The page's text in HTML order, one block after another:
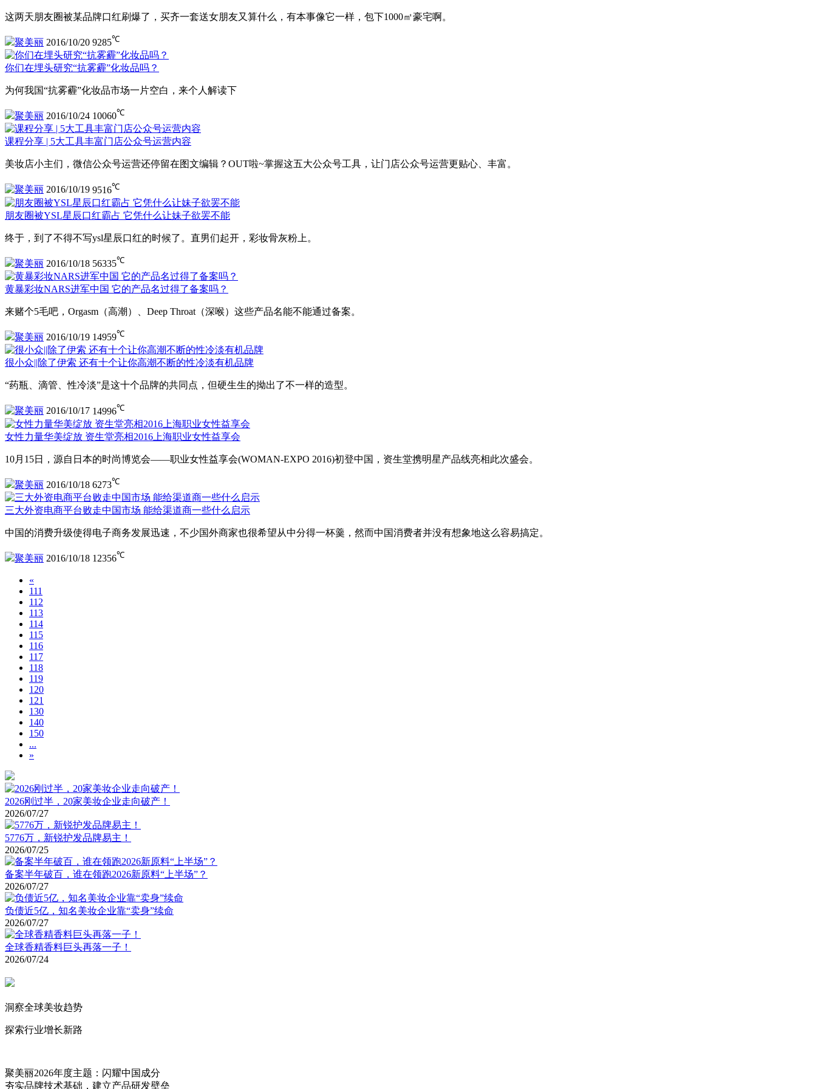
这两天朋友圈被某品牌口红刷爆了，买齐一套送女朋友又算什么，有本事像它一样，包下1000㎡豪宅啊。
聚美丽 2016/10/20 9285℃
你们在埋头研究“抗雾霾”化妆品吗？
为何我国“抗雾霾”化妆品市场一片空白，来个人解读下
聚美丽 2016/10/24 10060℃
课程分享 | 5大工具丰富门店公众号运营内容
美妆店小主们，微信公众号运营还停留在图文编辑？OUT啦~掌握这五大公众号工具，让门店公众号运营更贴心、丰富。
聚美丽 2016/10/19 9516℃
朋友圈被YSL星辰口红霸占 它凭什么让妹子欲罢不能
终于，到了不得不写ysl星辰口红的时候了。直男们起开，彩妆骨灰粉上。
聚美丽 2016/10/18 56335℃
黄暴彩妆NARS进军中国 它的产品名过得了备案吗？
来赌个5毛吧，Orgasm（高潮）、Deep Throat（深喉）这些产品名能不能通过备案。
聚美丽 2016/10/19 14959℃
很小众||除了伊索 还有十个让你高潮不断的性冷淡有机品牌
“药瓶、滴管、性冷淡”是这十个品牌的共同点，但硬生生的拗出了不一样的造型。
聚美丽 2016/10/17 14996℃
女性力量华美绽放 资生堂亮相2016上海职业女性益享会
10月15日，源自日本的时尚博览会——职业女性益享会(WOMAN-EXPO 2016)初登中国，资生堂携明星产品线亮相此次盛会。
聚美丽 2016/10/18 6273℃
三大外资电商平台败走中国市场 能给渠道商一些什么启示
中国的消费升级使得电子商务发展迅速，不少国外商家也很希望从中分得一杯羹，然而中国消费者并没有想象地这么容易搞定。
聚美丽 2016/10/18 12356℃
«
111
112
113
114
115
116
117
118
119
120
121
130
140
150
...
»
2026刚过半，20家美妆企业走向破产！
2026/07/27
5776万，新锐护发品牌易主！
2026/07/25
备案半年破百，谁在领跑2026新原料“上半场”？
2026/07/27
负债近5亿，知名美妆企业靠“卖身”续命
2026/07/27
全球香精香料巨头再落一子！
2026/07/24
洞察全球美妆趋势
探索行业增长新路
聚美丽2026年度主题：闪耀中国成分
夯实品牌技术基础，建立产品研发壁垒